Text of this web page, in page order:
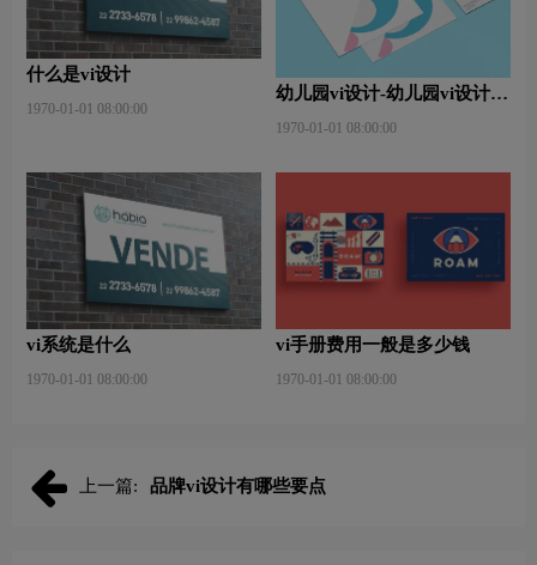
什么是vi设计
1970-01-01 08:00:00
幼儿园vi设计-幼儿园vi设计内
1970-01-01 08:00:00
vi系统是什么
1970-01-01 08:00:00
vi手册费用一般是多少钱
1970-01-01 08:00:00
上一篇: 品牌vi设计有哪些要点